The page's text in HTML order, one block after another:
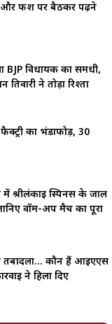
और फर्श पर बैठकर पढ़ने
BJP विधायक का समधी,
ने तोड़ा रिश्ता
का भंडाफोड़, 30
श्रीलंकाई स्पिनर्स के जाल
वॉर्म-अप मैच का पूरा
तबादला… कौन हैं आईएएस
ने हिला दिए